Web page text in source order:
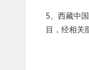
5、西藏中
目，经相关